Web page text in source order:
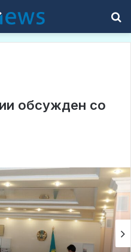
обсужден со